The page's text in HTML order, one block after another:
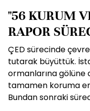
"56 KURUM
RAPOR
ÇED sürecinde
tutarak büyüttük.
ormanlarına gölüne
tamamen koruma
Bundan sonraki